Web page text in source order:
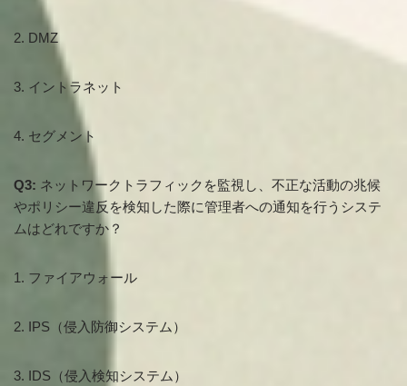
2. DMZ
3. イントラネット
4. セグメント
Q3: ネットワークトラフィックを監視し、不正な活動の兆候
やポリシー違反を検知した際に管理者への通知を行うシステ
ムはどれですか？
1. ファイアウォール
2. IPS（侵入防御システム）
3. IDS（侵入検知システム）